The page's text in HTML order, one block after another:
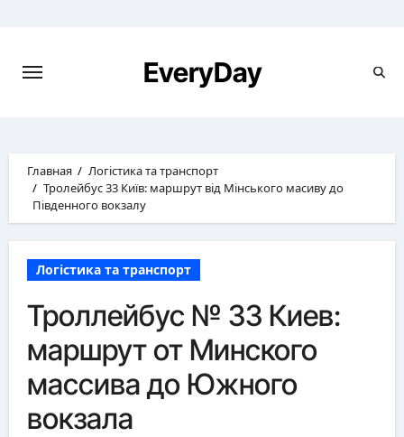
EveryDay
Главная
Логістика та транспорт
Тролейбус 33 Київ: маршрут від Мінського масиву до
Південного вокзалу
Логістика та транспорт
Троллейбус № 33 Киев:
маршрут от Минского
массива до Южного
вокзала